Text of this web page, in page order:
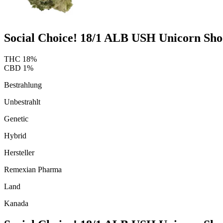
Social Choice! 18/1 ALB USH Unicorn
THC 18%
CBD 1%
Bestrahlung
Unbestrahlt
Genetic
Hybrid
Hersteller
Remexian Pharma
Land
Kanada